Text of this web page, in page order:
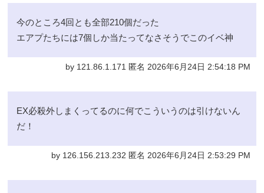
今のところ4回とも全部210個だった
エアプたちには7個しか当たってなさそうでこのイベ神
by 121.86.1.171 匿名 2026年6月24日 2:54:18 PM
EX必殺外しまくってるのに何でこういうのは引けないん
だ！
by 126.156.213.232 匿名 2026年6月24日 2:53:29 PM